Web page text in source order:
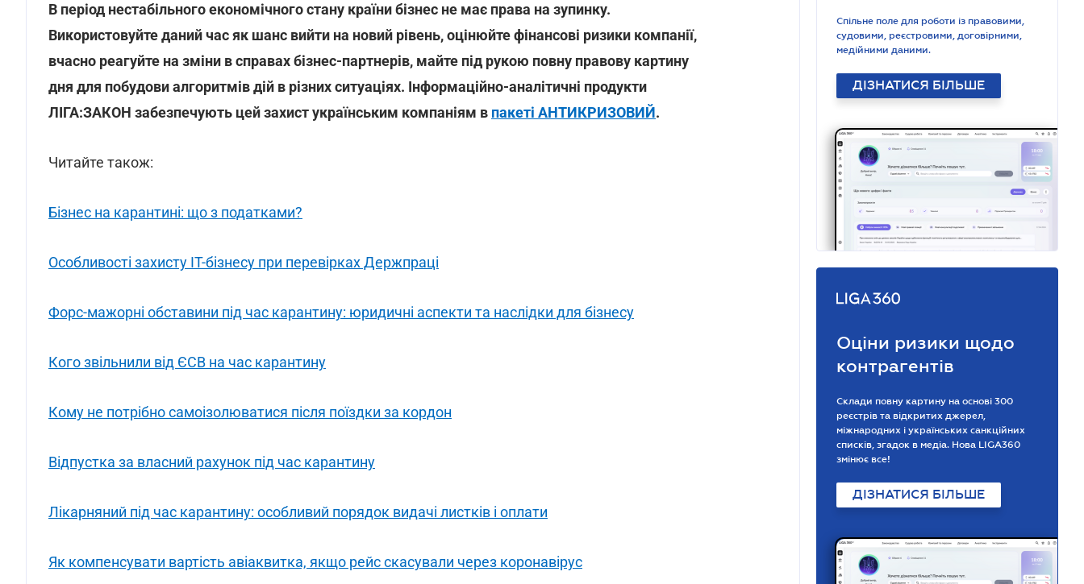
В період нестабільного економічного стану країни бізнес не має права на зупинку.
Використовуйте даний час як шанс вийти на новий рівень, оцінюйте фінансові ризики компанії,
вчасно реагуйте на зміни в справах бізнес-партнерів, майте під рукою повну правову картину
дня для побудови алгоритмів дій в різних ситуаціях. Інформаційно-аналітичні продукти
ЛІГА:ЗАКОН забезпечують цей захист українським компаніям в пакеті АНТИКРИЗОВИЙ.
Читайте також:
Бізнес на карантині: що з податками?
Особливості захисту ІТ-бізнесу при перевірках Держпраці
Форс-мажорні обставини під час карантину: юридичні аспекти та наслідки для бізнесу
Кого звільнили від ЄСВ на час карантину
Кому не потрібно самоізолюватися після поїздки за кордон
Відпустка за власний рахунок під час карантину
Лікарняний під час карантину: особливий порядок видачі листків і оплати
Як компенсувати вартість авіаквитка, якщо рейс скасували через коронавірус
Спільне поле для роботи із правовими,
судовими, реєстровими, договірними,
медійними даними.
ДІЗНАТИСЯ БІЛЬШЕ
Оціни ризики щодо
контрагентів
Склади повну картину на основі 300
реєстрів та відкритих джерел,
міжнародних і українських санкційних
списків, згадок в медіа. Нова LIGA360
змінює все!
ДІЗНАТИСЯ БІЛЬШЕ